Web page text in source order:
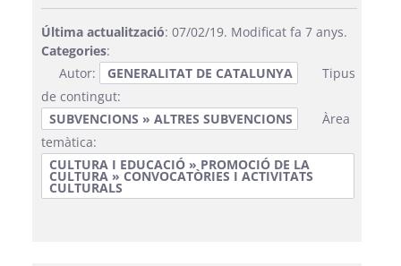
Última actualització: 07/02/19. Modificat fa 7 anys.
Categories:
Autor:
GENERALITAT DE CATALUNYA
Tipus
de contingut:
SUBVENCIONS » ALTRES SUBVENCIONS
Àrea
temàtica:
CULTURA I EDUCACIÓ » PROMOCIÓ DE LA
CULTURA » CONVOCATÒRIES I ACTIVITATS
CULTURALS